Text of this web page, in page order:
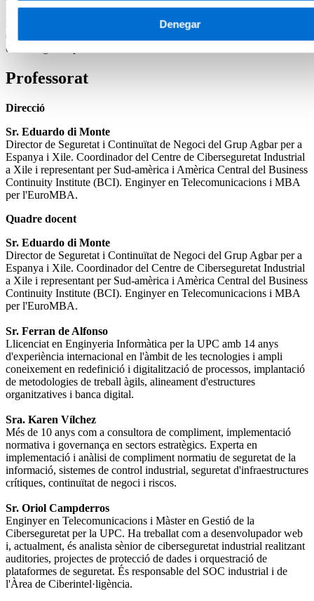
Denegar
impacte en l’àmbit de la seguretat de la informació, l’estat de l’art en
matèria normativa i protecció de dades, així com en la gestió integral
de la ciberseguretat i la digitalització des d’un punt de vista
d’estratègia corporativa.
Professorat
Direcció
Sr. Eduardo di Monte
Director de Seguretat i Continuïtat de Negoci del Grup Agbar per a
Espanya i Xile. Coordinador del Centre de Ciberseguretat Industrial
a Xile i representant per Sud-amèrica i Amèrica Central del Business
Continuity Institute (BCI). Enginyer en Telecomunicacions i MBA
per l'EuroMBA.
Quadre docent
Sr. Eduardo di Monte
Director de Seguretat i Continuïtat de Negoci del Grup Agbar per a
Espanya i Xile. Coordinador del Centre de Ciberseguretat Industrial
a Xile i representant per Sud-amèrica i Amèrica Central del Business
Continuity Institute (BCI). Enginyer en Telecomunicacions i MBA
per l'EuroMBA.
Sr. Ferran de Alfonso
Llicenciat en Enginyeria Informàtica per la UPC amb 14 anys
d'experiència internacional en l'àmbit de les tecnologies i ampli
coneixement en redefinició i digitalització de processos, implantació
de metodologies de treball àgils, alineament d'estructures
organitzatives i banca digital.
Sra. Karen Vílchez
Més de 10 anys com a consultora de compliment, implementació
normativa i governança en sectors estratègics. Experta en
implementació i anàlisi de compliment normatiu de seguretat de la
informació, sistemes de control industrial, seguretat d'infraestructures
crítiques, continuïtat de negoci i riscos.
Sr. Oriol Campderros
Enginyer en Telecomunicacions i Màster en Gestió de la
Ciberseguretat per la UPC. Ha treballat com a desenvolupador web
i, actualment, és analista sènior de ciberseguretat industrial realitzant
auditories, projectes de protecció de dades i orquestració de
plataformes de seguretat. És responsable del SOC industrial i de
l'Àrea de Ciberintel·ligència.